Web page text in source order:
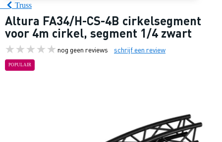
Truss
Altura FA34/H-CS-4B cirkelsegment
voor 4m cirkel, segment 1/4 zwart
nog geen reviews schrijf een review
POPULAIR